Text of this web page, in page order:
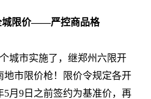
城限价——严控商品格
城市实施了，继郑州六限开
地市限价枪！限价令规定各开
5月9日之前签约为基准价，再